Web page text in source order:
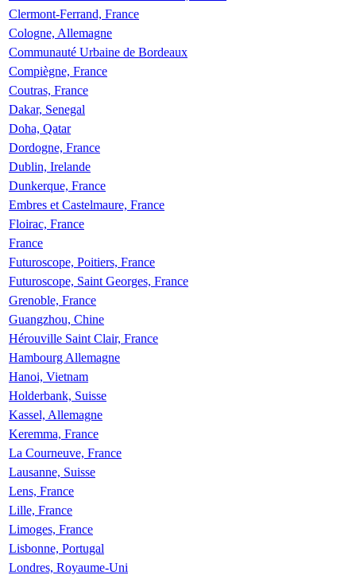
Clermont-Ferrand, France
Cologne, Allemagne
Communauté Urbaine de Bordeaux
Compiègne, France
Coutras, France
Dakar, Senegal
Doha, Qatar
Dordogne, France
Dublin, Irelande
Dunkerque, France
Embres et Castelmaure, France
Floirac, France
France
Futuroscope, Poitiers, France
Futuroscope, Saint Georges, France
Grenoble, France
Guangzhou, Chine
Hérouville Saint Clair, France
Hambourg Allemagne
Hanoi, Vietnam
Holderbank, Suisse
Kassel, Allemagne
Keremma, France
La Courneuve, France
Lausanne, Suisse
Lens, France
Lille, France
Limoges, France
Lisbonne, Portugal
Londres, Royaume-Uni